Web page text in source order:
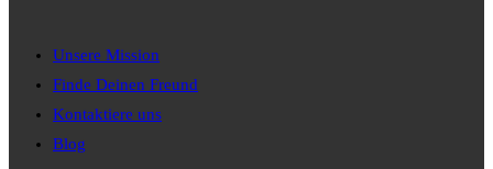
Unsere Mission
Finde Deinen Freund
Kontaktiere uns
Blog